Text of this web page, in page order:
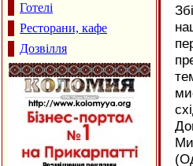
Готелі
Ресторани, кафе
Дозвілля